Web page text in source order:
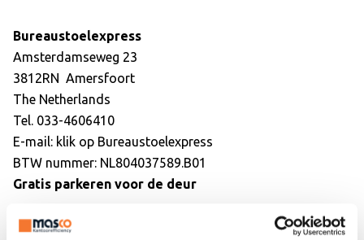
Bureaustoelexpress
Amsterdamseweg 23
3812RN Amersfoort
The Netherlands
Tel. 033-4606410
E-mail: klik op Bureaustoelexpress
BTW nummer: NL804037589.B01
Gratis parkeren voor de deur